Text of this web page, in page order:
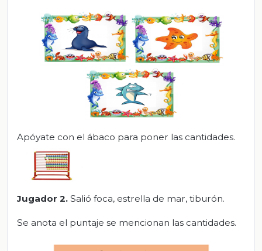
Apóyate con el ábaco para poner las cantidades.
Jugador 2. Salió foca, estrella de mar, tiburón.
Se anota el puntaje se mencionan las cantidades.